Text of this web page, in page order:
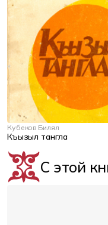
Кубеков Билял
Къызыл тангла
С этой